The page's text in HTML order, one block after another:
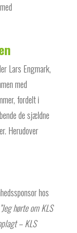
Lars Engmark,
med
fordelt i
de sjældne
Herudover
hos
”Jeg hørte om KLS
– KLS